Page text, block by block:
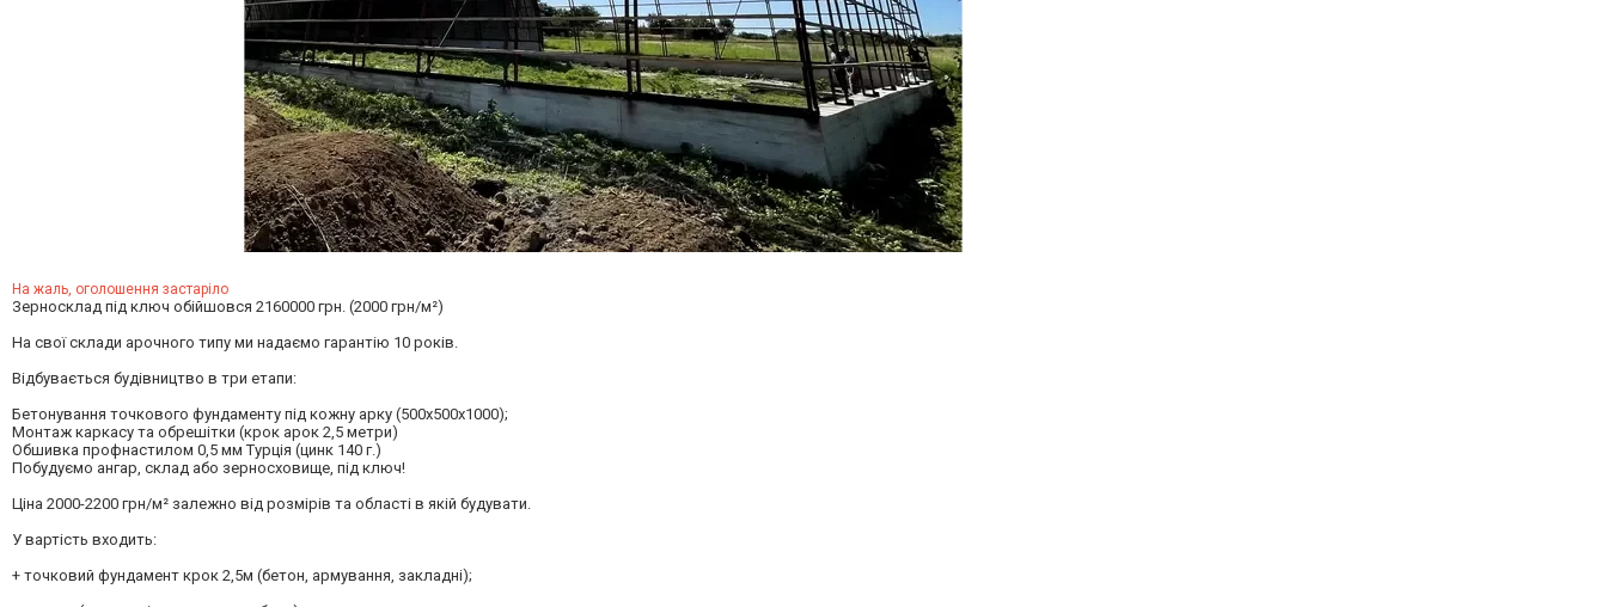
На жаль, оголошення застаріло
Зерносклад під ключ обійшовся 2160000 грн. (2000 грн/м²)
На свої склади арочного типу ми надаємо гарантію 10 років.
Відбувається будівництво в три етапи:
Бетонування точкового фундаменту під кожну арку (500х500х1000);
Монтаж каркасу та обрешітки (крок арок 2,5 метри)
Обшивка профнастилом 0,5 мм Турція (цинк 140 г.)
Побудуємо ангар, склад або зерносховище, під ключ!
Ціна 2000-2200 грн/м² залежно від розмірів та області в якій будувати.
У вартість входить:
+ точковий фундамент крок 2,5м (бетон, армування, закладні);